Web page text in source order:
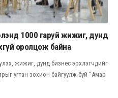
1000 гаруй жижиг, дунд
оролцож байна
жижиг, дунд бизнес эрхлэгчдийг
угтан зохион байгуулж буй “Амар